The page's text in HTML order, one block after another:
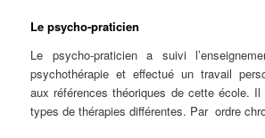
Le psycho-praticien
Le psycho-praticien a suivi
psychothérapie et effectué un travail
aux références théoriques de cette école.
types de thérapies différentes. Par ordre